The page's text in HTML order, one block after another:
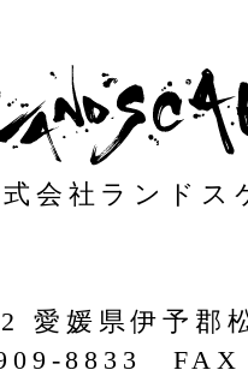
愛媛県伊予郡
8833 FAX
会社ランドス